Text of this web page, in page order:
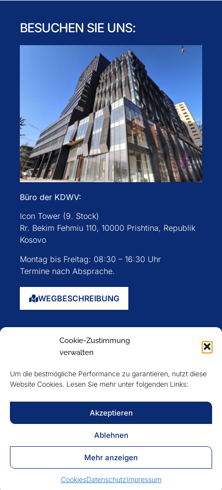
Cookie-Zustimmung
verwalten
Um die bestmögliche Performance zu garantieren, nutzt diese
Website Cookies. Lesen Sie mehr unter folgenden Links:
Akzeptieren
Ablehnen
Mehr anzeigen
CookiesDatenschutzImpressum
BESUCHEN SIE UNS:
Büro der KDWV:
Icon Tower (9. Stock)
Rr. Bekim Fehmiu 110, 10000 Prishtina, Republik
Kosovo
Montag bis Freitag: 08:30 – 16:30 Uhr
Termine nach Absprache.
WEGBESCHREIBUNG
Mitglieder
VERFOLGEN SIE UNS
DATENSCHUTZ IMPRESSUM